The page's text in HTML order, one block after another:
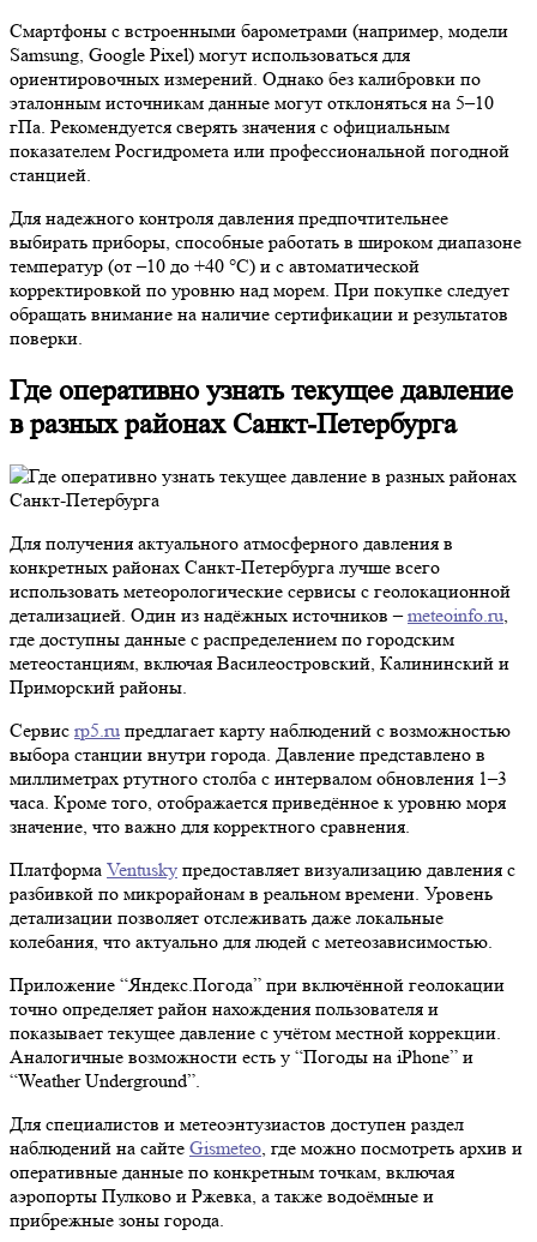
Смартфоны с встроенными барометрами (например, модели
Samsung, Google Pixel) могут использоваться для
ориентировочных измерений. Однако без калибровки по
эталонным источникам данные могут отклоняться на 5–10
гПа. Рекомендуется сверять значения с официальным
показателем Росгидромета или профессиональной погодной
станцией.
Для надежного контроля давления предпочтительнее
выбирать приборы, способные работать в широком диапазоне
температур (от –10 до +40 °C) и с автоматической
корректировкой по уровню над морем. При покупке следует
обращать внимание на наличие сертификации и результатов
поверки.
Где оперативно узнать текущее давление
в разных районах Санкт-Петербурга
Для получения актуального атмосферного давления в
конкретных районах Санкт-Петербурга лучше всего
использовать метеорологические сервисы с геолокационной
детализацией. Один из надёжных источников –meteoinfo.ru,
где доступны данные с распределением по городским
метеостанциям, включая Василеостровский, Калининский и
Приморский районы.
Сервис rp5.ru предлагает карту наблюдений с возможностью
выбора станции внутри города. Давление представлено в
миллиметрах ртутного столба с интервалом обновления 1–3
часа. Кроме того, отображается приведённое к уровню моря
значение, что важно для корректного сравнения.
Платформа Ventusky предоставляет визуализацию давления с
разбивкой по микрорайонам в реальном времени. Уровень
детализации позволяет отслеживать даже локальные
колебания, что актуально для людей с метеозависимостью.
Приложение “Яндекс.Погода” при включённой геолокации
точно определяет район нахождения пользователя и
показывает текущее давление с учётом местной коррекции.
Аналогичные возможности есть у “Погоды на iPhone” и
“Weather Underground”.
Для специалистов и метеоэнтузиастов доступен раздел
наблюдений на сайте Gismeteo, где можно посмотреть архив и
оперативные данные по конкретным точкам, включая
аэропорты Пулково и Ржевка, а также водоёмные и
прибрежные зоны города.